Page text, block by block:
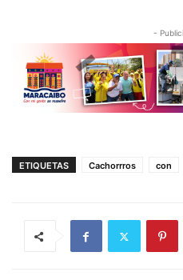
-
ETIQUETAS Cachorrros con